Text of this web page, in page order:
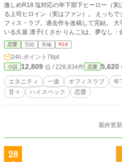
激しめR18 塩対応の年下部下ヒーロー（実は配信者）×仕事しかないと思ってい
る上司ヒロイン（実はファン）。 えっち
フィス・ラブ。過去作を改稿して完結。 大手オーディオメーカー企業で働いて
いる久坂 凛子(くさか りんこ)は、夢なし
子。自宅と職場の往復のみの社会人生活に
毎日に癒しと潤いをくれる存在がいた。凛
ンボイスで人気の配信者≫KANATA。 彼の
いる。 職場で主任になり初めて新人の教育
新入社員、芦谷 奏汰（あしや そうた）に
る日、彼が社会人の常識『ホウレンソウ』
が発覚し、凛子は彼を初めて強く叱責する
あたたかな声で話す彼に、一緒にいて安
ってもしかして」 ――芦谷くんが、KANATA……なの？ 「え、ここ、ど
こ……！？」 ――っていうか、何で私の隣に彼が
屋のベッドで目を覚ました時、隣にいた
恋愛 完結 長編 R18
24h.ポイント 78pt
小説 12,809 位 / 228,834件 恋愛 5,620
エタニティ 一途 オフィスラブ 年
甘々
ハイスペック 恋愛
最終更
28